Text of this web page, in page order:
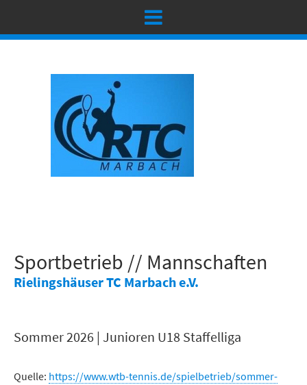
Sportbetrieb // Mannschaften
Rielingshäuser TC Marbach e.V.
Sommer 2026 | Junioren U18 Staffelliga
Quelle: https://www.wtb-tennis.de/spielbetrieb/sommer-